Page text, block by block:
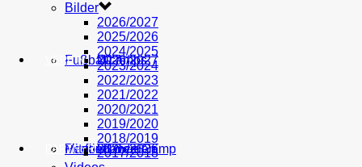
U17
U16
Fußballcamps
Performance Camp
2026/2027
2025/2026
VEREIN
Mitglied werden
PARTNER
Bilder
2026/2027
2025/2026
2024/2025
2023/2024
2022/2023
2021/2022
2020/2021
2019/2020
2018/2019
2017/2018